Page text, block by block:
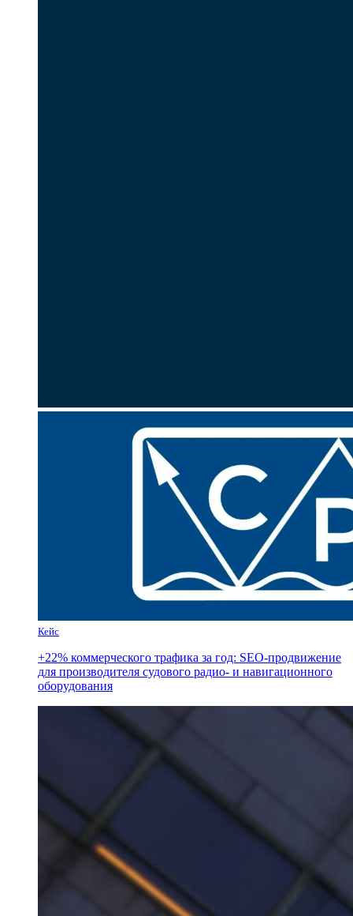
Кейс
+22% коммерческого трафика за год: SEO-продвижение
для производителя судового радио- и навигационного
оборудования